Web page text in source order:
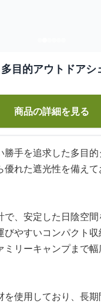
キャンプ用品 多目的アウト
商品の詳細を見る
手を追求した多目的
優れた遮光性を備え
、安定した日陰空間
びやすいコンパクト
ミリーキャンプまで幅
を使用しており、長